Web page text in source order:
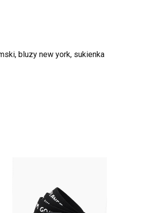
bluzy new york, sukienka